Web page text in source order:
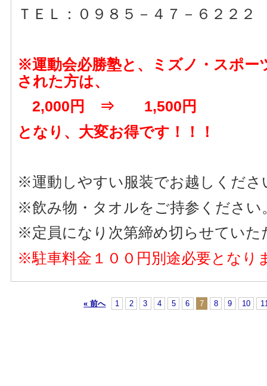
ＴＥＬ：０９８５－４７－６２２２
※運動会必勝塾と、ミズノ・スポー
された方は、
2,000円 ⇒ 1,500円
となり、大変お得です！！！
※運動しやすい服装でお越しくださ
※飲み物・タオルをご持参ください
※定員になり次第締め切らせていた
※駐車料金１００円別途必要となり
« 前へ 1 2 3 4 5 6 7 8 9 10